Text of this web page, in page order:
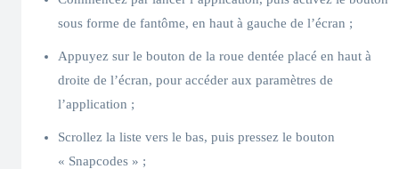
sous forme de fantôme, en haut à gauche de l’écran ;
Appuyez sur le bouton de la roue dentée placé en haut à
droite de l’écran, pour accéder aux paramètres de
l’application ;
Scrollez la liste vers le bas, puis pressez le bouton
« Snapcodes » ;